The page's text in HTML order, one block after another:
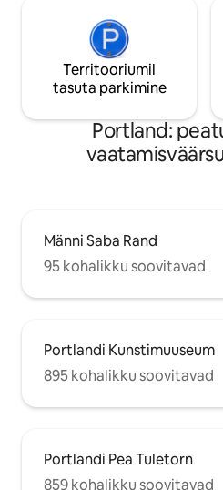
Territooriumil
tasuta parkimine
Portland:
Männi Saba Rand
95 kohalikku soovitavad
Portlandi Kunstimuuseum
895 kohalikku soovitavad
Portlandi Pea Tuletorn
859 kohalikku soovitavad